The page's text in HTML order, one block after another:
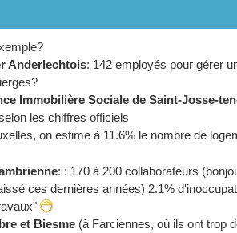
Anderlechtois: 142 employés pour gérer
Immobilière Sociale de Saint-Josse-
les chiffres officiels
on estime à 11.6% le nombre de
: : 170 à 200 collaborateurs
ces dernières années) 2.1%
et Biesme (à Farciennes, où ils ont trop